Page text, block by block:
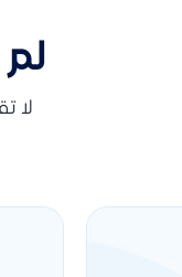
لا